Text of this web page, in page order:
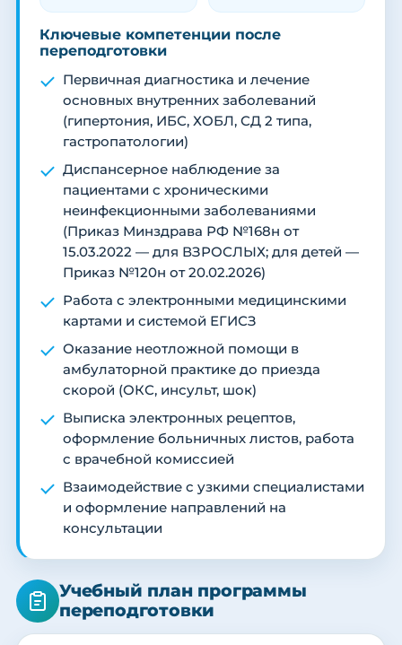
Ключевые компетенции после
переподготовки
Первичная диагностика и лечение
основных внутренних заболеваний
(гипертония, ИБС, ХОБЛ, СД 2 типа,
гастропатологии)
Диспансерное наблюдение за
пациентами с хроническими
неинфекционными заболеваниями
(Приказ Минздрава РФ №168н от
15.03.2022 — для ВЗРОСЛЫХ; для детей —
Приказ №120н от 20.02.2026)
Работа с электронными медицинскими
картами и системой ЕГИСЗ
Оказание неотложной помощи в
амбулаторной практике до приезда
скорой (ОКС, инсульт, шок)
Выписка электронных рецептов,
оформление больничных листов, работа
с врачебной комиссией
Взаимодействие с узкими специалистами
и оформление направлений на
консультации
Учебный план программы
переподготовки